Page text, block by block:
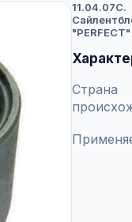
11.04.07C.
"PERFECT"
Страна